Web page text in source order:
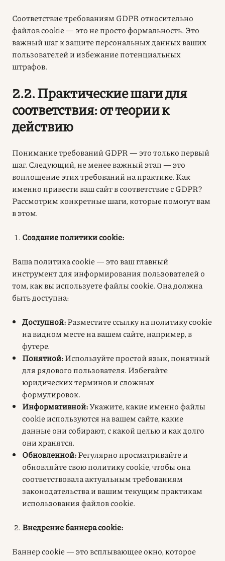
Соответствие требованиям GDPR относительно
файлов cookie — это не просто формальность. Это
важный шаг к защите персональных данных ваших
пользователей и избежание потенциальных
штрафов.
2.2. Практические шаги для
соответствия: от теории к
действию
Понимание требований GDPR — это только первый
шаг. Следующий, не менее важный этап — это
воплощение этих требований на практике. Как
именно привести ваш сайт в соответствие с GDPR?
Рассмотрим конкретные шаги, которые помогут вам
в этом.
Создание политики cookie:
Ваша политика cookie — это ваш главный
инструмент для информирования пользователей о
том, как вы используете файлы cookie. Она должна
быть доступна:
Доступной:Разместите ссылку на политику cookie
на видном месте на вашем сайте, например, в
футере.
Понятной:Используйте простой язык, понятный
для рядового пользователя. Избегайте
юридических терминов и сложных
формулировок.
Информативной:Укажите, какие именно файлы
cookie используются на вашем сайте, какие
данные они собирают, с какой целью и как долго
они хранятся.
Обновленной:Регулярно просматривайте и
обновляйте свою политику cookie, чтобы она
соответствовала актуальным требованиям
законодательства и вашим текущим практикам
использования файлов cookie.
Внедрение баннера cookie:
Баннер cookie — это всплывающее окно, которое